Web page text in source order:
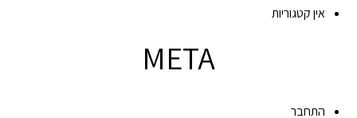
אין קטגוריות
META
התחבר